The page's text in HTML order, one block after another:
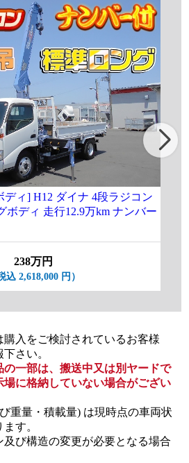
ィ] H12 ダイナ 4段ラジコン
ボディ 走行12.9万km ナンバー
238万円
込 2,618,000 円）
購入をご検討されているお客様
さい。
の一部は、搬送中又は別ヤードで
に格納していない場合がござい
重量・積載量) は現時点の車両状
す。
び構造の変更が必要となる場合